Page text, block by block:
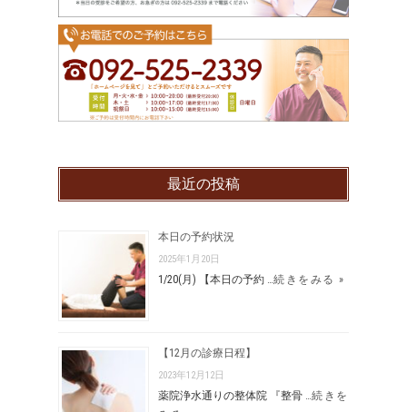
最近の投稿
本日の予約状況
2025年1月20日
1/20(月) 【本日の予約 …続きをみる »
【12月の診療日程】
2023年12月12日
薬院浄水通りの整体院 『整骨 …続きを